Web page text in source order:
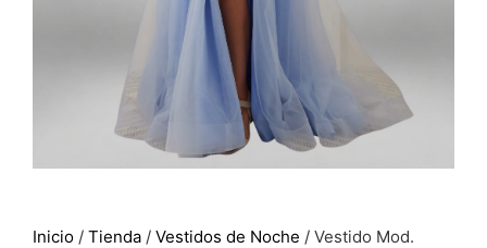
Inicio / Tienda / Vestidos de Noche / Vestido Mod.